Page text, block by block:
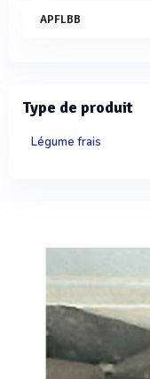
APFLBB
Type de produit
Légume frais